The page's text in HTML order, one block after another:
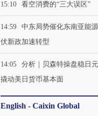
15:10 看空消费的“三大误区”
14:59
中东局势催化东南亚能
伏新政加速转型
14:05
分析｜贝森特操盘稳日
撬动美日货币基本面
English - Caixin Global